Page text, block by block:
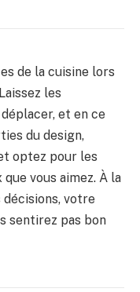
de la cuisine lors
les
et en ce
du design,
optez pour les
vous aimez. À la
décisions, votre
sentirez pas bon